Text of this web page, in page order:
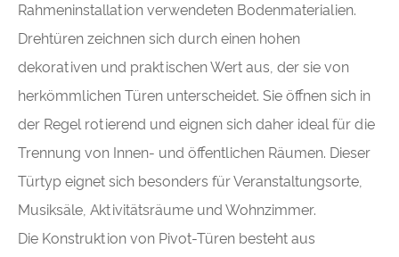
Rahmeninstallation verwendeten Bodenmaterialien.
Drehtüren zeichnen sich durch einen hohen
dekorativen und praktischen Wert aus, der sie von
herkömmlichen Türen unterscheidet. Sie öffnen sich in
der Regel rotierend und eignen sich daher ideal für die
Trennung von Innen- und öffentlichen Räumen. Dieser
Türtyp eignet sich besonders für Veranstaltungsorte,
Musiksäle, Aktivitätsräume und Wohnzimmer.
Die Konstruktion von Pivot-Türen besteht aus